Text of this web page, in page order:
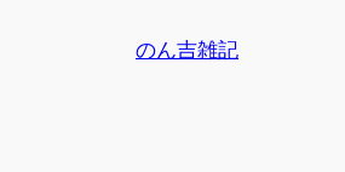
のん吉雑記